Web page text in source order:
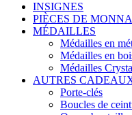
INSIGNES
PIÈCES DE
MÉDAILLES
Médailles en
Médailles en
Médailles
AUTRES
Porte-clés
Boucles de